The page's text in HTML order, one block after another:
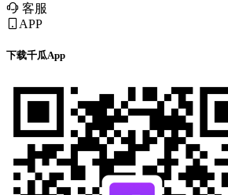
客服
APP
下载千瓜App